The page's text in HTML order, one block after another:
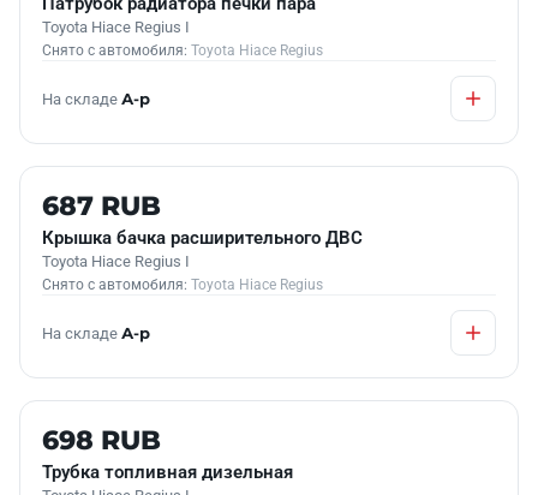
Toyota Hiace Regius I
Снято с автомобиля: Toyota Hiace Regius
На складе А-р
Б/У В НАЛИЧИИ
687 RUB
Крышка бачка расширительного ДВС
Toyota Hiace Regius I
Снято с автомобиля: Toyota Hiace Regius
На складе А-р
Б/У В НАЛИЧИИ
698 RUB
Трубка топливная дизельная